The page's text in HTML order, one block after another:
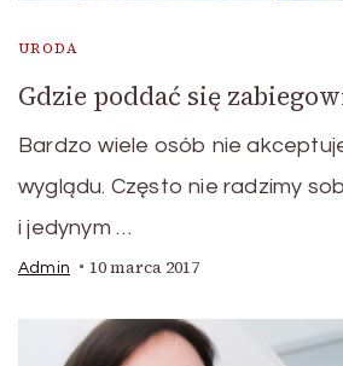
URODA
Gdzie poddać się
Bardzo wiele osób nie
wyglądu. Często nie radzimy
i jedynym …
Admin 10 marca 2017